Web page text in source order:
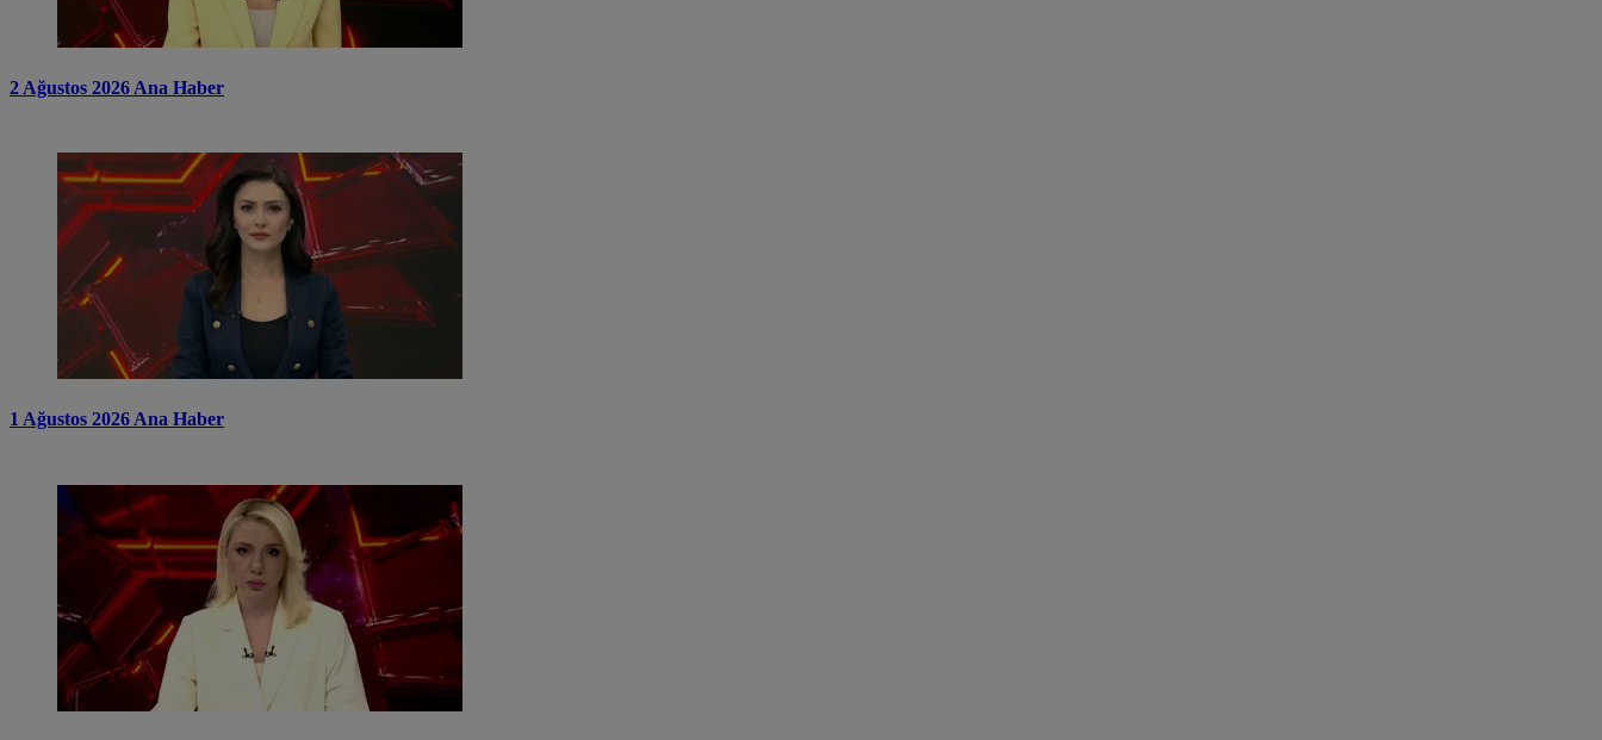
2 Ağustos 2026 Ana Haber
1 Ağustos 2026 Ana Haber